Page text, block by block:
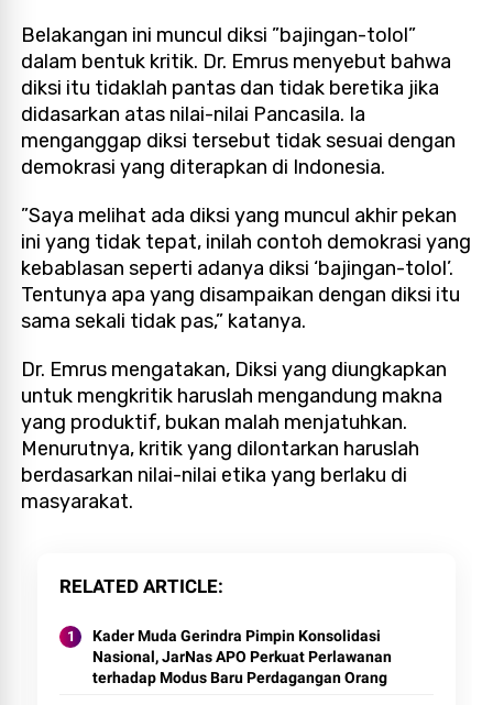
Belakangan ini muncul diksi ”bajingan-tolol”
dalam bentuk kritik. Dr. Emrus menyebut bahwa
diksi itu tidaklah pantas dan tidak beretika jika
didasarkan atas nilai-nilai Pancasila. Ia
menganggap diksi tersebut tidak sesuai dengan
demokrasi yang diterapkan di Indonesia.
”Saya melihat ada diksi yang muncul akhir pekan
ini yang tidak tepat, inilah contoh demokrasi yang
kebablasan seperti adanya diksi ‘bajingan-tolol’.
Tentunya apa yang disampaikan dengan diksi itu
sama sekali tidak pas,” katanya.
Dr. Emrus mengatakan, Diksi yang diungkapkan
untuk mengkritik haruslah mengandung makna
yang produktif, bukan malah menjatuhkan.
Menurutnya, kritik yang dilontarkan haruslah
berdasarkan nilai-nilai etika yang berlaku di
masyarakat.
RELATED ARTICLE
Kader Muda Gerindra Pimpin Konsolidasi
Nasional, JarNas APO Perkuat Perlawanan
terhadap Modus Baru Perdagangan Orang